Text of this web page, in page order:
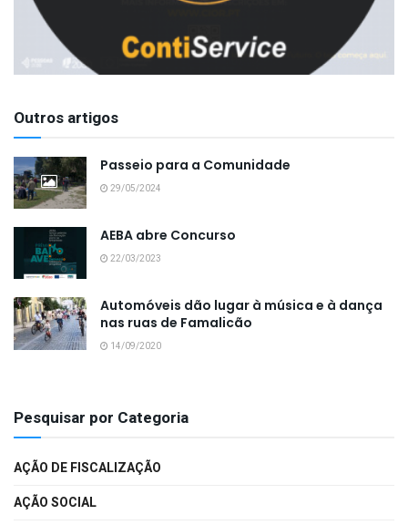
Outros artigos
Passeio para a Comunidade
29/05/2024
AEBA abre Concurso
22/03/2023
Automóveis dão lugar à música e à dança
nas ruas de Famalicão
14/09/2020
Pesquisar por Categoria
AÇÃO DE FISCALIZAÇÃO
AÇÃO SOCIAL